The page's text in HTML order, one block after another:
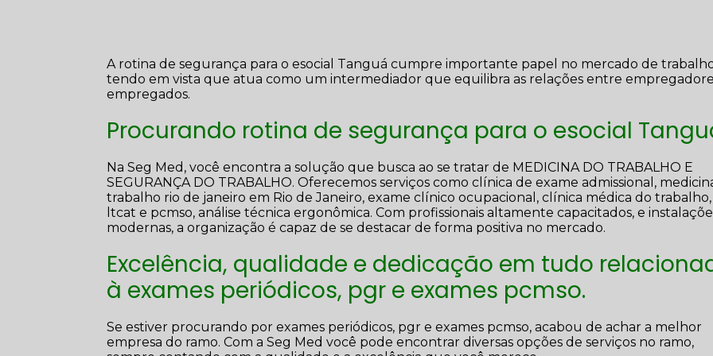
A rotina de segurança para o esocial Tanguá cumpre importante papel no mercado de
tendo em vista que atua como um intermediador que equilibra as relações entre
empregados.
Procurando rotina de segurança para o esocial
Na Seg Med, você encontra a solução que busca ao se tratar de MEDICINA DO TRABALHO E
SEGURANÇA DO TRABALHO. Oferecemos serviços como clínica de exame admissional,
trabalho rio de janeiro em Rio de Janeiro, exame clínico ocupacional, clínica médica do trabalho,
ltcat e pcmso, análise técnica ergonômica. Com profissionais altamente capacitados, e
modernas, a organização é capaz de se destacar de forma positiva no mercado.
Excelência, qualidade e dedicação em tudo
à exames periódicos, pgr e exames pcmso.
Se estiver procurando por exames periódicos, pgr e exames pcmso, acabou de achar a melhor
empresa do ramo. Com a Seg Med você pode encontrar diversas opções de serviços no ramo,